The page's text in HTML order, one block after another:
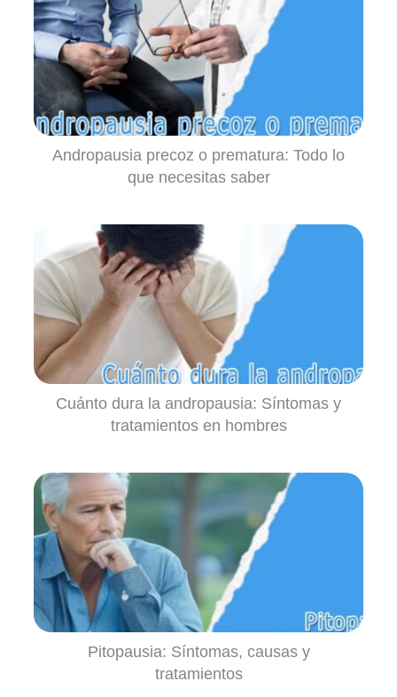
Andropausia precoz o prematura: Todo lo
que necesitas saber
Cuánto dura la andropausia: Síntomas y
tratamientos en hombres
Pitopausia: Síntomas, causas y
tratamientos